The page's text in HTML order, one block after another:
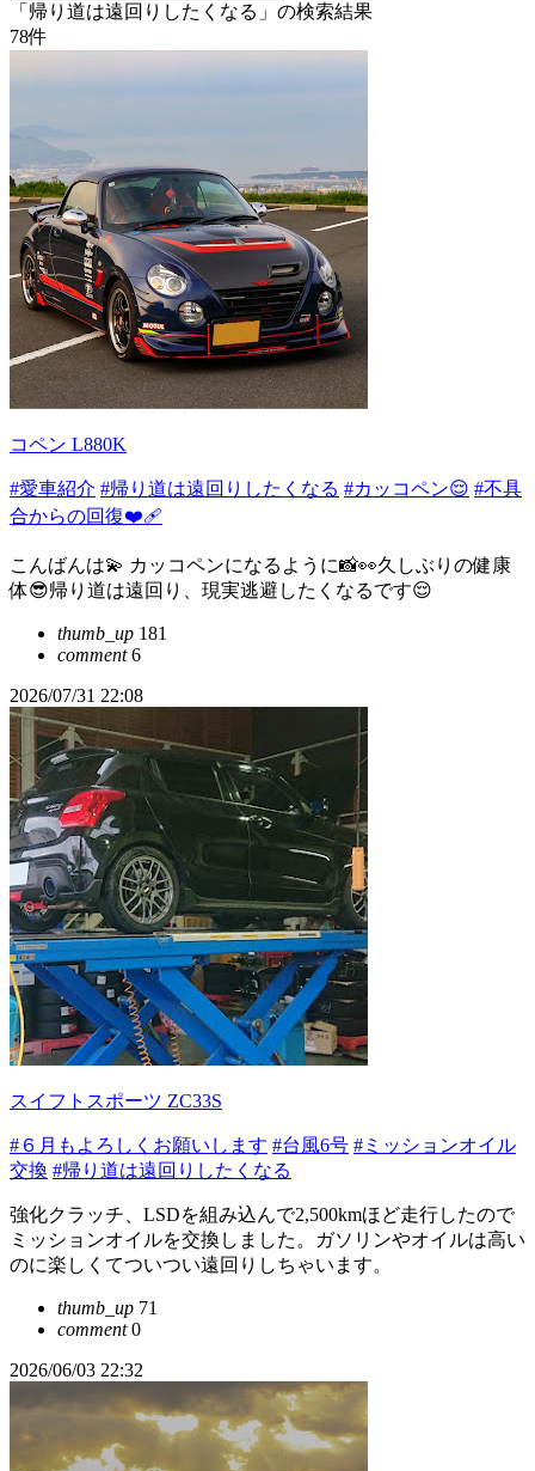
「帰り道は遠回りしたくなる」の検索結果
78件
コペン L880K
#愛車紹介 #帰り道は遠回りしたくなる #カッコペン😌 #不具
合からの回復❤️‍🩹
こんばんは💫 カッコペンになるように📸👀久しぶりの健康
体😎帰り道は遠回り、現実逃避したくなるです😌
thumb_up 181
comment6
2026/07/31 22:08
スイフトスポーツ ZC33S
#６月もよろしくお願いします #台風6号 #ミッションオイル
交換 #帰り道は遠回りしたくなる
強化クラッチ、LSDを組み込んで2,500kmほど走行したので
ミッションオイルを交換しました。ガソリンやオイルは高い
のに楽しくてついつい遠回りしちゃいます。
thumb_up 71
comment0
2026/06/03 22:32